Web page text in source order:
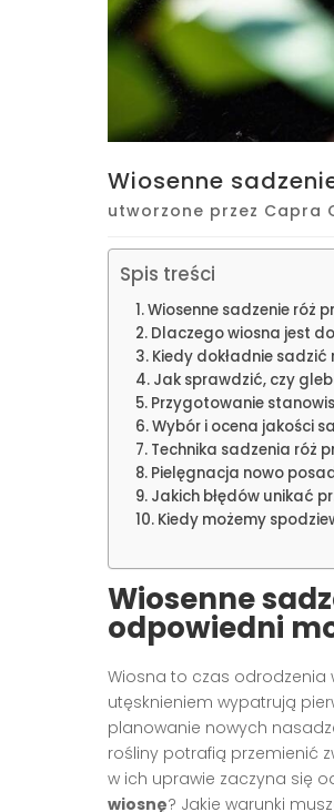
Wiosenne
utworzone przez Capra
Spis treści
Wiosenne sadzenie róż
Dlaczego wiosna jest
Kiedy dokładnie sadzić
Jak sprawdzić, czy
Przygotowanie
Wybór i ocena jakości
Technika sadzenia róż
Pielęgnacja nowo
Jakich błędów unikać
Kiedy możemy
Wiosenne
odpowiedni
Wiosna to czas odrodzenia
utęsknieniem wypatrują
planowanie nowych
rośliny potrafią przemienić
w ich uprawie zaczyna się
wiosnę? Jakie warunki